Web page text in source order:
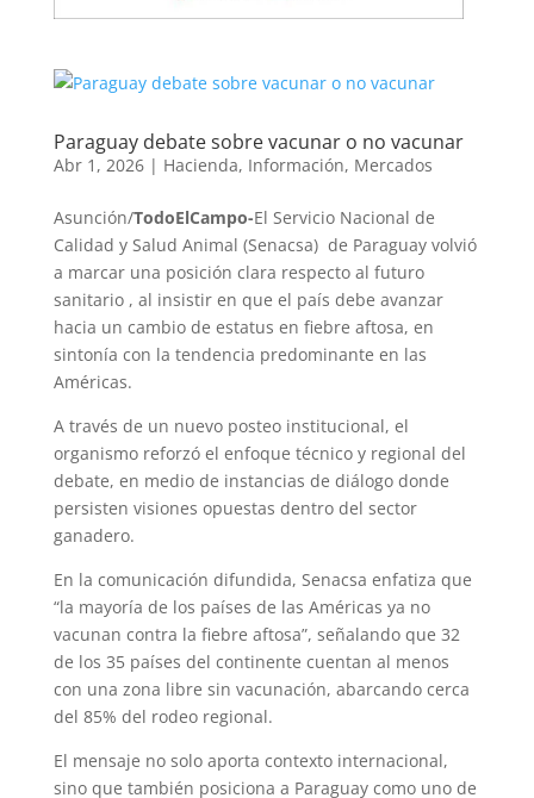
Paraguay debate sobre vacunar o no vacunar
Abr 1, 2026| Hacienda, Información, Mercados
Asunción/TodoElCampo-El Servicio Nacional de
Calidad y Salud Animal (Senacsa) de Paraguay volvió
a marcar una posición clara respecto al futuro
sanitario , al insistir en que el país debe avanzar
hacia un cambio de estatus en fiebre aftosa, en
sintonía con la tendencia predominante en las
Américas.
A través de un nuevo posteo institucional, el
organismo reforzó el enfoque técnico y regional del
debate, en medio de instancias de diálogo donde
persisten visiones opuestas dentro del sector
ganadero.
En la comunicación difundida, Senacsa enfatiza que
“la mayoría de los países de las Américas ya no
vacunan contra la fiebre aftosa”, señalando que 32
de los 35 países del continente cuentan al menos
con una zona libre sin vacunación, abarcando cerca
del 85% del rodeo regional.
El mensaje no solo aporta contexto internacional,
sino que también posiciona a Paraguay como uno de